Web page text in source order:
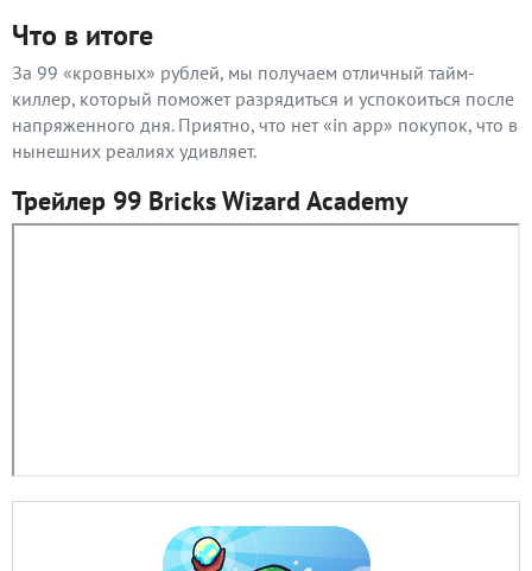
Что в итоге
За 99 «кровных» рублей, мы получаем отличный тайм-
киллер, который поможет разрядиться и успокоиться после
напряженного дня. Приятно, что нет «in app» покупок, что в
нынешних реалиях удивляет.
Трейлер 99 Bricks Wizard Academy